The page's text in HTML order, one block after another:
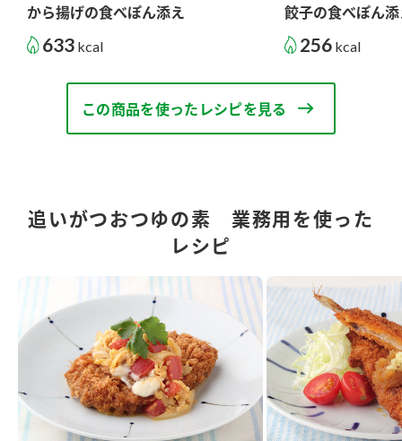
から揚げの食べぽん添え
633 kcal
餃子の食べぽん添
256 kcal
この商品を使ったレシピを見る
追いがつおつゆの素 業務用を使った
レシピ